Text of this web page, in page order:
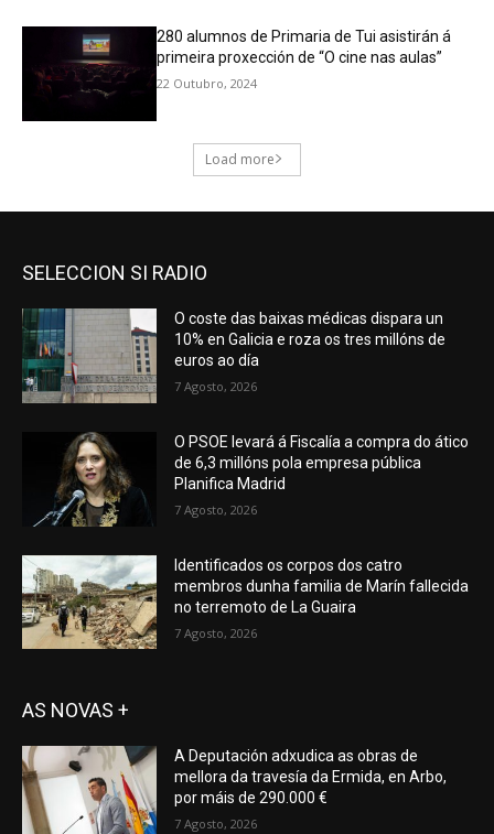
SELECCION SI RADIO
O coste das baixas médicas dispara un
10% en Galicia e roza os tres millóns de
euros ao día
7 Agosto, 2026
O PSOE levará á Fiscalía a compra do ático
de 6,3 millóns pola empresa pública
Planifica Madrid
7 Agosto, 2026
Identificados os corpos dos catro
membros dunha familia de Marín fallecida
no terremoto de La Guaira
7 Agosto, 2026
AS NOVAS +
A Deputación adxudica as obras de
mellora da travesía da Ermida, en Arbo,
por máis de 290.000 €
7 Agosto, 2026